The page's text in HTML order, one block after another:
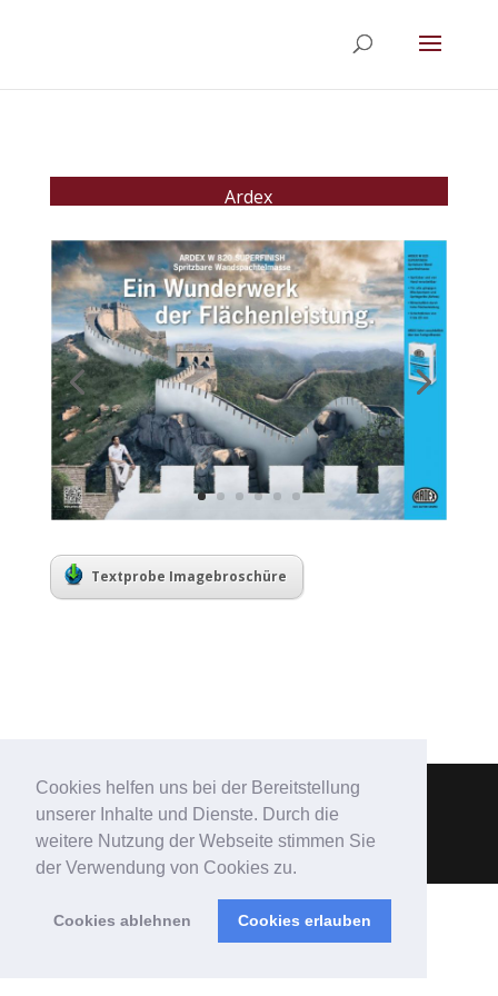
Cookies helfen uns bei der Bereitstellung
unserer Inhalte und Dienste. Durch die
weitere Nutzung der Webseite stimmen Sie
der Verwendung von Cookies zu.
Cookies ablehnen Cookies erlauben
Ardex
Textprobe Imagebroschüre
Designed byElegant Themes
| Powered by